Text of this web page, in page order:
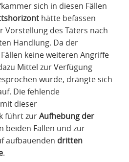
sich in diesen Fällen
hätte befassen
Vorstellung des Täters nach
Handlung. Da der
keine weiteren Angriffe
Mittel zur Verfügung
wurde, drängte sich
Die fehlende
dieser
führt zurAufhebung der
beiden Fällen und zur
aufbauenden dritten
.